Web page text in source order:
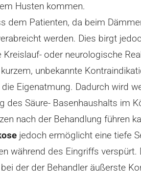
Husten kommen.
dem Patienten, da beim
werden. Dies birgt
Kreislauf- oder neurologische
unbekannte
Eigenatmung. Dadurch wird
des Säure- Basenhaushalts im
nach der Behandlung führen
jedoch ermöglicht eine tiefe
während des Eingriffs
der der Behandler äußerste